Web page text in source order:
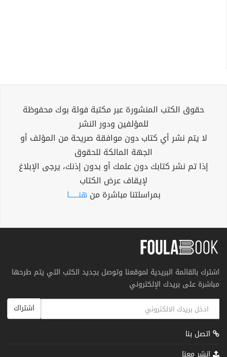
حقوق الكتب المنشورة عبر مكتبة فولة بوك محفوظة
للمؤلفين ودور النشر
لا يتم نشر أي كتاب دون موافقة صريحة من المؤلف أو
الجهة المالكة للحقوق
إذا تم نشر كتابك دون علمك أو بدون إذنك، يرجى الإبلاغ
لإيقاف عرض الكتاب
بمراسلتنا مباشرة من هنــــــا
اشترك بالقائمة البريدية لموقعنا وتوصل بجديد الكتب التي يتم طرحها
مباشرة على بريدك الإلكتروني
اشتراك
اتصل بنا